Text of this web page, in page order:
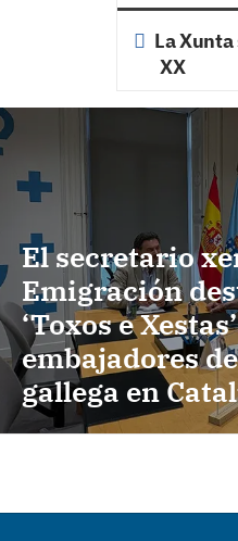
La
XX
El secretario
Emigración
‘Toxos e
embajadores
gallega en